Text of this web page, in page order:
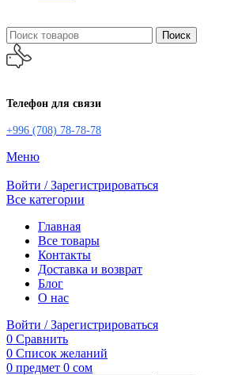
Поиск
Телефон для связи
+996 (708) 78-78-78
Меню
Войти / Зарегистрироваться
Все категории
Главная
Все товары
Контакты
Доставка и возврат
Блог
О нас
Войти / Зарегистрироваться
0 Сравнить
0 Список желаний
0 предмет 0 сом